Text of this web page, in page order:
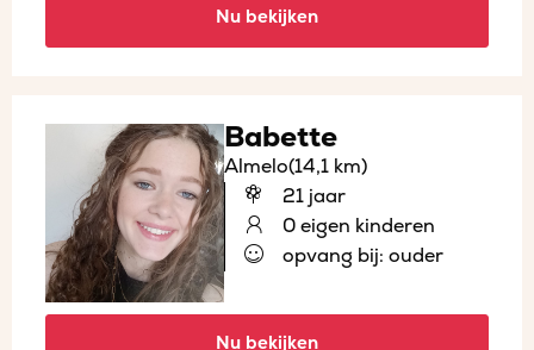
Nu bekijken
Babette
Almelo(14,1 km)
21 jaar
0 eigen kinderen
opvang bij: ouder
Nu bekijken